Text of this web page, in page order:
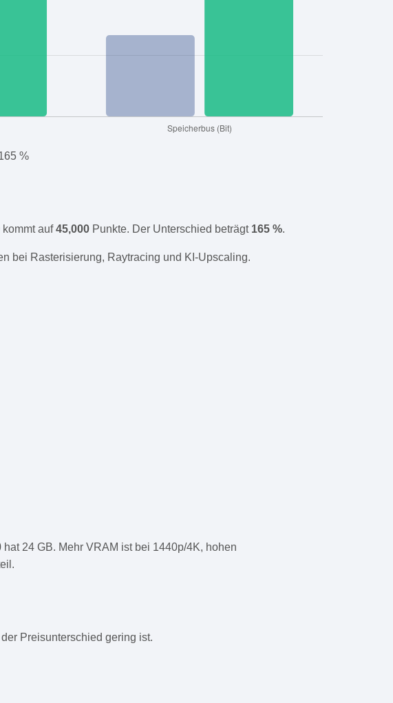
%
kommt auf45,000 Punkte. Der Unterschied beträgt 165 %.
bei Rasterisierung, Raytracing und KI-Upscaling.
hat 24 GB. Mehr VRAM ist bei 1440p/4K, hohen
Preisunterschied gering ist.